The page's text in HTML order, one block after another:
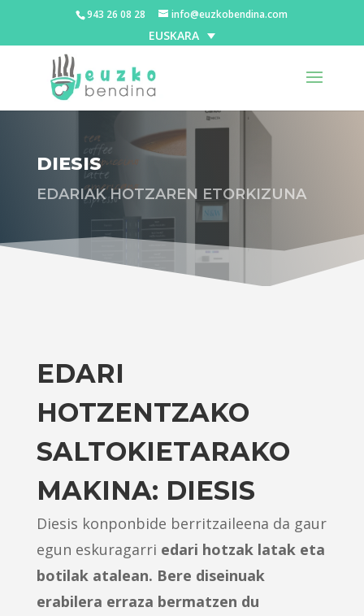
943 26 08 28 info@euzkobendina.com
EUSKARA
DIESIS
EDARIAK HOTZAREN ETORKIZUNA
EDARI
HOTZENTZAKO
SALTOKIETARAKO
MAKINA: DIESIS
Diesis konponbide berritzaileena da gaur
egun eskuragarri edari hotzak latak eta
botilak atalean. Bere diseinuak
erabilera erraza bermatzen du